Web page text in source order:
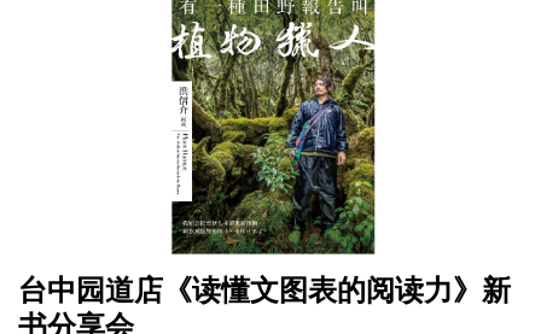
台中园道店《读懂文图表的阅读力》新
书分享会